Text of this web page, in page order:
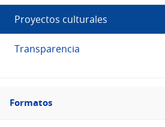
Proyectos culturales
Transparencia
Filtro
Formatos
Formatos